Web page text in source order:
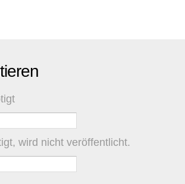
wird nicht veröffentlicht.